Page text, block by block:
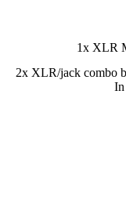
1x XLR
2x XLR/jack combo